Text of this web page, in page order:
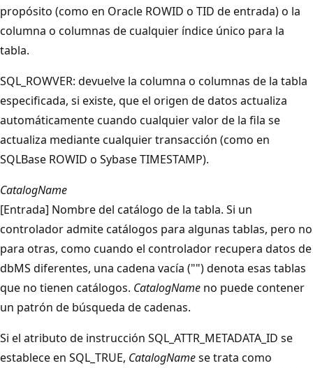
propósito (como en Oracle ROWID o TID de entrada) o la
columna o columnas de cualquier índice único para la
tabla.
SQL_ROWVER: devuelve la columna o columnas de la tabla
especificada, si existe, que el origen de datos actualiza
automáticamente cuando cualquier valor de la fila se
actualiza mediante cualquier transacción (como en
SQLBase ROWID o Sybase TIMESTAMP).
CatalogName
[Entrada] Nombre del catálogo de la tabla. Si un
controlador admite catálogos para algunas tablas, pero no
para otras, como cuando el controlador recupera datos de
dbMS diferentes, una cadena vacía ("") denota esas tablas
que no tienen catálogos. CatalogName no puede contener
un patrón de búsqueda de cadenas.
Si el atributo de instrucción SQL_ATTR_METADATA_ID se
establece en SQL_TRUE, CatalogNamese trata como